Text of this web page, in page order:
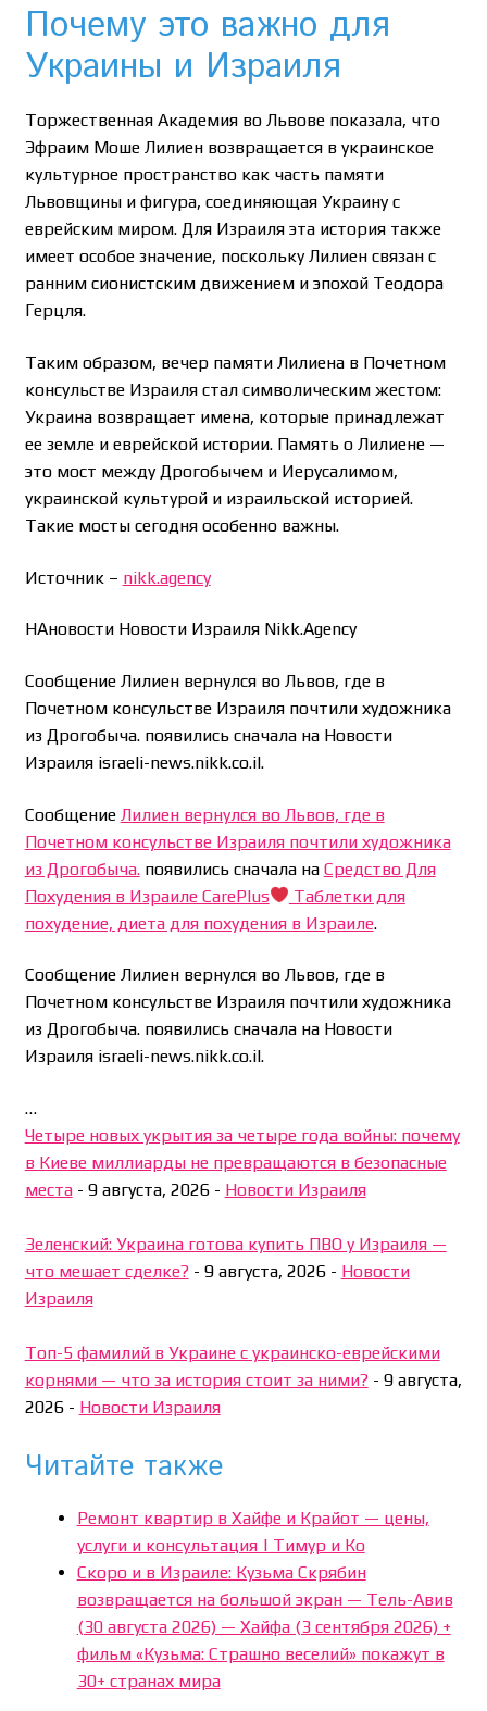
Почему это важно для
Украины и Израиля
Торжественная Академия во Львове показала, что
Эфраим Моше Лилиен возвращается в украинское
культурное пространство как часть памяти
Львовщины и фигура, соединяющая Украину с
еврейским миром. Для Израиля эта история также
имеет особое значение, поскольку Лилиен связан с
ранним сионистским движением и эпохой Теодора
Герцля.
Таким образом, вечер памяти Лилиена в Почетном
консульстве Израиля стал символическим жестом:
Украина возвращает имена, которые принадлежат
ее земле и еврейской истории. Память о Лилиене —
это мост между Дрогобычем и Иерусалимом,
украинской культурой и израильской историей.
Такие мосты сегодня особенно важны.
Источник – nikk.agency
НАновости Новости Израиля Nikk.Agency
Сообщение Лилиен вернулся во Львов, где в
Почетном консульстве Израиля почтили художника
из Дрогобыча. появились сначала на Новости
Израиля israeli-news.nikk.co.il.
Сообщение Лилиен вернулся во Львов, где в
Почетном консульстве Израиля почтили художника
из Дрогобыча.появились сначала на Средство Для
Похудения в Израиле CarePlus
Таблетки для
похудение, диета для похудения в Израиле.
Сообщение Лилиен вернулся во Львов, где в
Почетном консульстве Израиля почтили художника
из Дрогобыча. появились сначала на Новости
Израиля israeli-news.nikk.co.il.
…
Четыре новых укрытия за четыре года войны: почему
в Киеве миллиарды не превращаются в безопасные
места- 9 августа, 2026- Новости Израиля
Зеленский: Украина готова купить ПВО у Израиля —
что мешает сделке?- 9 августа, 2026- Новости
Израиля
Топ-5 фамилий в Украине с украинско-еврейскими
корнями — что за история стоит за ними?- 9 августа,
2026- Новости Израиля
Читайте также
Ремонт квартир в Хайфе и Крайот — цены,
услуги и консультация | Тимур и Ко
Скоро и в Израиле: Кузьма Скрябин
возвращается на большой экран — Тель-Авив
(30 августа 2026) — Хайфа (3 сентября 2026) +
фильм «Кузьма: Страшно веселий» покажут в
30+ странах мира